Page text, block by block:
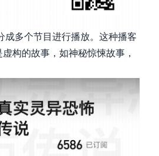
多个节目进行播放。这种播客
构的故事，如神秘惊悚故事，